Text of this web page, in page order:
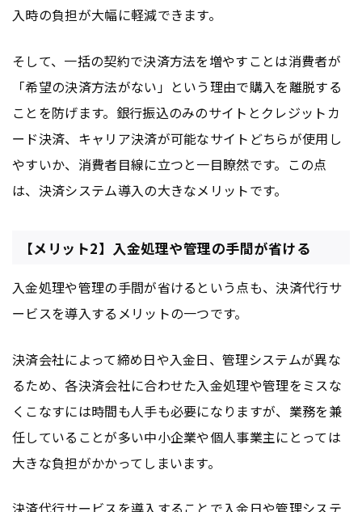
入時の負担が大幅に軽減できます。
そして、一括の契約で決済方法を増やすことは消費者が
「希望の決済方法がない」という理由で購入を離脱する
ことを防げます。銀行振込のみのサイトとクレジットカ
ード決済、キャリア決済が可能なサイトどちらが使用し
やすいか、消費者目線に立つと一目瞭然です。この点
は、決済システム導入の大きなメリットです。
【メリット2】入金処理や管理の手間が省ける
入金処理や管理の手間が省けるという点も、決済代行サ
ービスを導入するメリットの一つです。
決済会社によって締め日や入金日、管理システムが異な
るため、各決済会社に合わせた入金処理や管理をミスな
くこなすには時間も人手も必要になりますが、業務を兼
任していることが多い中小企業や個人事業主にとっては
大きな負担がかかってしまいます。